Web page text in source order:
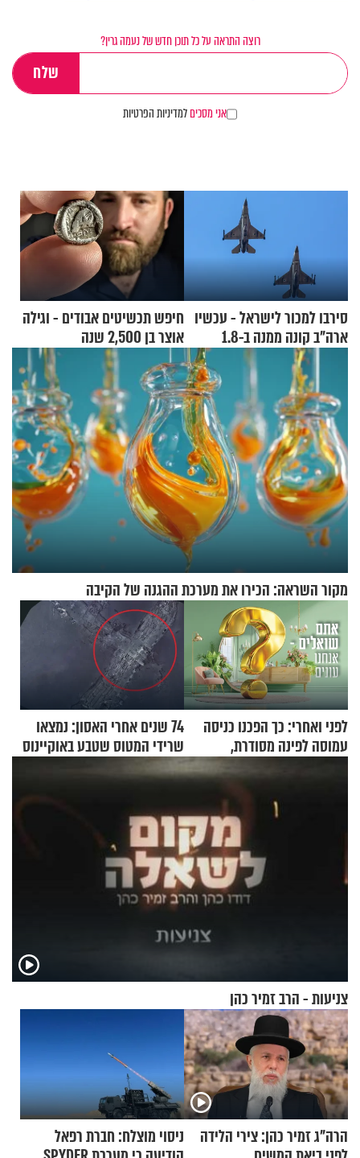
רוצה התראה על כל תוכן חדש של נעמה גרין?
אני מסכיםלמדיניות הפרטיות
סירבו למכור לישראל - עכשיו
ארה"ב קונה ממנה ב-1.8
מיליארד דולר
חיפש תכשיטים אבודים - וגילה
אוצר בן 2,500 שנה
מקור השראה: הכירו את מערכת ההגנה של הקיבה
לפני ואחרי: כך הפכנו כניסה
עמוסה לפינה מסודרת,
74 שנים אחרי האסון: נמצאו
שרידי המטוס שטבע באוקיינוס
עם עשרות נוסעים
צניעות - הרב זמיר כהן
הרה"ג זמיר כהן: צירי הלידה
ניסוי מוצלח: חברת רפאל